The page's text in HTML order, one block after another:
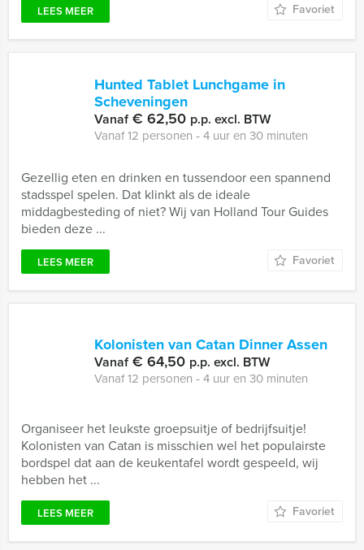
LEES MEER Favoriet
Hunted Tablet Lunchgame in
Scheveningen
Vanaf€ 62,50 p.p. excl. BTW
Vanaf 12 personen ‐ 4 uur en 30 minuten
Gezellig eten en drinken en tussendoor een spannend
stadsspel spelen. Dat klinkt als de ideale
middagbesteding of niet? Wij van Holland Tour Guides
bieden deze ...
LEES MEER Favoriet
Kolonisten van Catan Dinner Assen
Vanaf€ 64,50 p.p. excl. BTW
Vanaf 12 personen ‐ 4 uur en 30 minuten
Organiseer het leukste groepsuitje of bedrijfsuitje!
Kolonisten van Catan is misschien wel het populairste
bordspel dat aan de keukentafel wordt gespeeld, wij
hebben het ...
LEES MEER Favoriet